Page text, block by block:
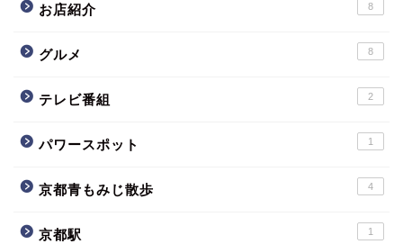
お店紹介 8
グルメ 8
テレビ番組 2
パワースポット 1
京都青もみじ散歩 4
京都駅 1